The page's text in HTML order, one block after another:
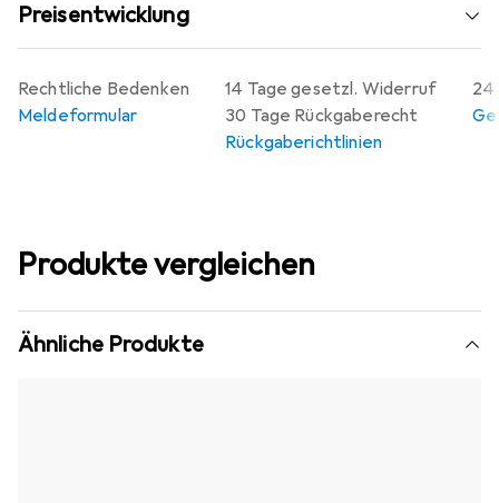
Preisentwicklung
14 Tage gesetzl. Widerruf
30 Tage Rückgaberecht
Rückgaberichtlinien
24
Rechtliche Bedenken
Meldeformular
Produkte vergleichen
Ähnliche Produkte